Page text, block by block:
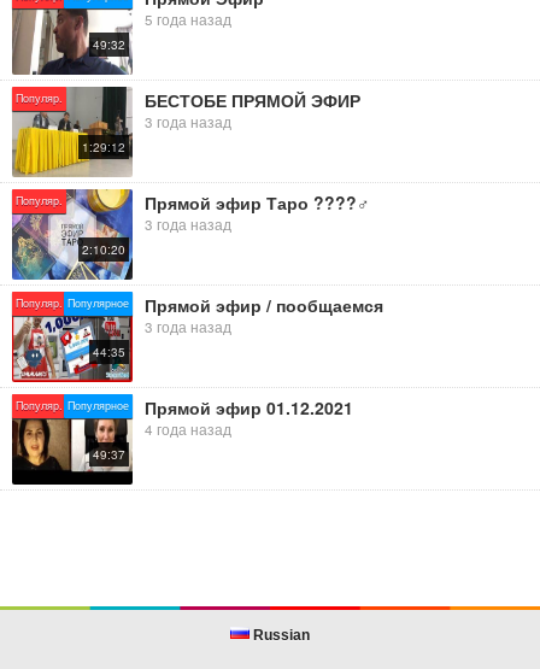
49:32
5 года назад
Популяр.
1:29:12
БЕСТОБЕ ПРЯМОЙ ЭФИР
3 года назад
Популяр.
2:10:20
Прямой эфир Таро ????‍♂️
3 года назад
Популяр. Популярное
44:35
Прямой эфир / пообщаемся
3 года назад
Популяр. Популярное
49:37
Прямой эфир 01.12.2021
4 года назад
Russian